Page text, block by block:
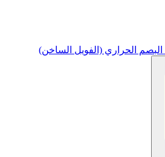
البصم الحراري (الفويل الساخن)